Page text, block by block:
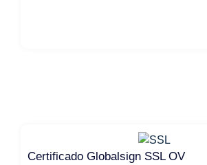
Certificado Globalsign SSL OV